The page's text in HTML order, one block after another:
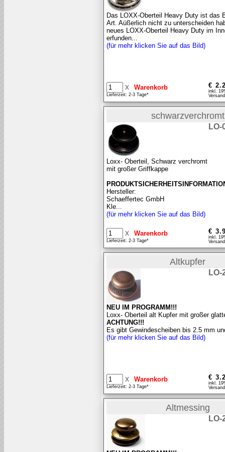
Das LOXX-Oberteil Heavy Duty ist das
Art. Aüßerlich nicht zu unterscheiden
neues LOXX-Oberteil Heavy Duty im
erfunden...
(für mehr klicken Sie auf das Bild)
x
Lieferzeit: 2-3 Tage*
€
inkl.
schwarzverchromt
LO-
Loxx- Oberteil, Schwarz verchromt
mit großer Griffkappe
Hersteller:
Schaeffertec GmbH
Kle...
(für mehr klicken Sie auf das Bild)
x
Lieferzeit: 2-3 Tage*
€
inkl.
Altkupfer
LO-
NEU IM PROGRAMM!!!
Loxx- Oberteil alt Kupfer mit großer
ACHTUNG!!!
Es gibt Gewindescheiben bis 2.5 mm
(für mehr klicken Sie auf das Bild)
x
Lieferzeit: 2-3 Tage*
€
inkl.
Altmessing
LO-